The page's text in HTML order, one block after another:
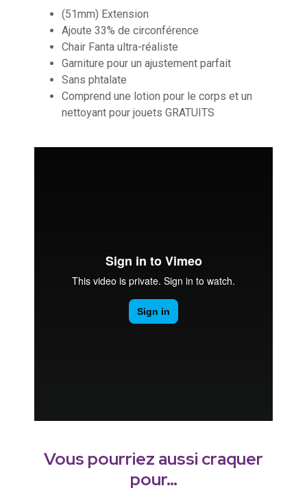
(51mm) Extension
Ajoute 33% de circonférence
Chair Fanta ultra-réaliste
Garniture pour un ajustement parfait
Sans phtalate
Comprend une lotion pour le corps et un
nettoyant pour jouets GRATUITS
Vous pourriez aussi craquer
pour…